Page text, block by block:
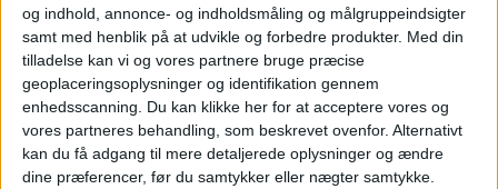
og indhold, annonce- og indholdsmåling og målgruppeindsigter
samt med henblik på at udvikle og forbedre produkter. Med din
tilladelse kan vi og vores partnere bruge præcise
geoplaceringsoplysninger og identifikation gennem
enhedsscanning. Du kan klikke her for at acceptere vores og
vores partneres behandling, som beskrevet ovenfor. Alternativt
kan du få adgang til mere detaljerede oplysninger og ændre
dine præferencer, før du samtykker eller nægter samtykke.
ANNONCE